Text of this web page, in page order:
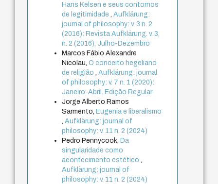
Hans Kelsen e seus contornos
de legitimidade,Aufklärung:
journal of philosophy: v. 3 n. 2
(2016): Revista Aufklärung. v. 3,
n. 2 (2016), Julho-Dezembro
Marcos Fábio Alexandre
Nicolau,O conceito hegeliano
de religião,Aufklärung: journal
of philosophy: v. 7 n. 1 (2020):
Janeiro-Abril. Edição Regular
Jorge Alberto Ramos
Sarmento, Eugenia e liberalismo
,Aufklärung: journal of
philosophy: v. 11 n. 2 (2024)
Pedro Pennycook, Da
singularidade como
acontecimento estético,
Aufklärung: journal of
philosophy: v. 11 n. 2 (2024)